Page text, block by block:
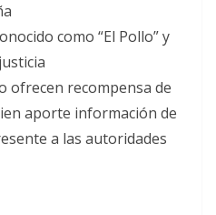
como “El Pollo” y
ofrecen recompensa de
aporte información de
a las autoridades